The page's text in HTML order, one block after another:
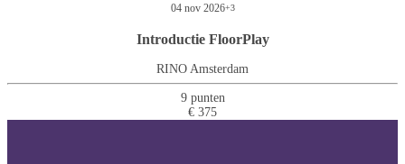
04 nov 2026+3
Introductie FloorPlay
RINO Amsterdam
9 punten
€ 375